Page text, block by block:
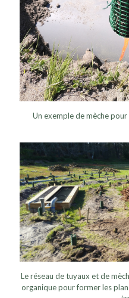
Un exemple de mèche
Le réseau de tuyaux et de
organique pour former les